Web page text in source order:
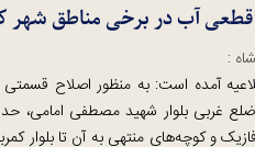
قطعی آب در برخی مناطق شهر
:
غربی بلوار شهید مصطفی امامی، حد